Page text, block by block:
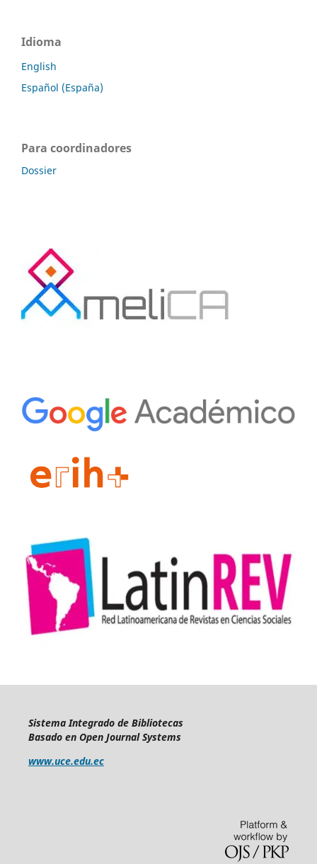
Idioma
English
Español (España)
Para coordinadores
Dossier
Sistema Integrado de Bibliotecas
Basado en Open Journal Systems
www.uce.edu.ec